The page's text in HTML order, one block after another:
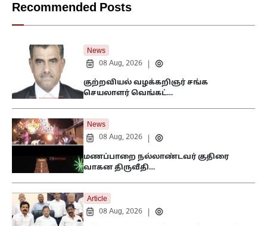
Recommended Posts
News
08 Aug, 2026
குற்றவியல் வழக்கறிஞர் சங்க
செயலாளர் வெங்கட்…
News
08 Aug, 2026
மணப்பாறை நல்லாண்டவர் குதிரை
வாகன திருவீதி…
Article
08 Aug, 2026